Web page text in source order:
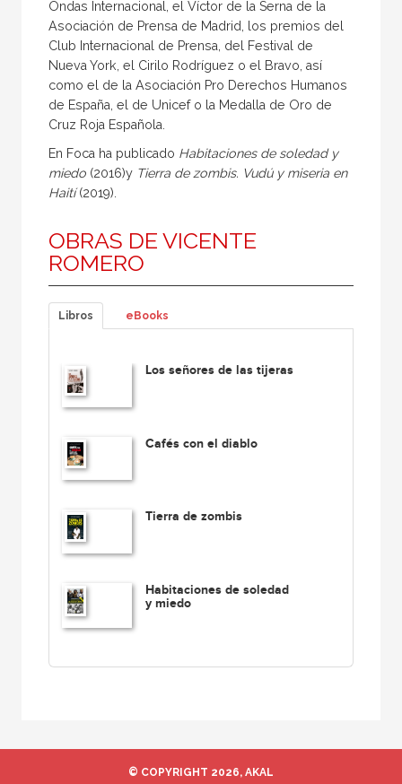
Ondas Internacional, el Víctor de la Serna de la
Asociación de Prensa de Madrid, los premios del
Club Internacional de Prensa, del Festival de
Nueva York, el Cirilo Rodríguez o el Bravo, así
como el de la Asociación Pro Derechos Humanos
de España, el de Unicef o la Medalla de Oro de
Cruz Roja Española.
En Foca ha publicado Habitaciones de soledad y
miedo (2016)y Tierra de zombis. Vudú y miseria en
Haití(2019).
OBRAS DE VICENTE
ROMERO
Libros eBooks
Los señores de las tijeras
Cafés con el diablo
Tierra de zombis
Habitaciones de soledad
y miedo
© COPYRIGHT 2026, AKAL